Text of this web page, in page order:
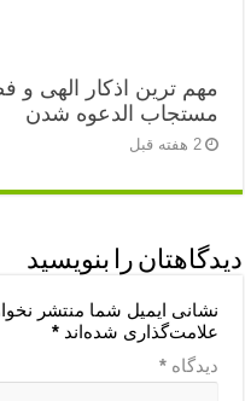
مهم ترین اذکار الهی
مستجاب الدعوه شدن
2 هفته قبل
دیدگاهتان را بنویسید
نشانی ایمیل شما منتشر
علامت‌گذاری شده‌اند*
دیدگاه*